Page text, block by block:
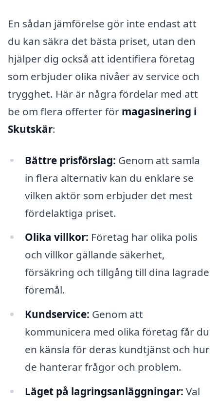
En sådan jämförelse gör inte endast att
du kan säkra det bästa priset, utan den
hjälper dig också att identifiera företag
som erbjuder olika nivåer av service och
trygghet. Här är några fördelar med att
be om flera offerter för magasinering i
Skutskär:
Bättre prisförslag: Genom att samla
in flera alternativ kan du enklare se
vilken aktör som erbjuder det mest
fördelaktiga priset.
Olika villkor: Företag har olika polis
och villkor gällande säkerhet,
försäkring och tillgång till dina lagrade
föremål.
Kundservice: Genom att
kommunicera med olika företag får du
en känsla för deras kundtjänst och hur
de hanterar frågor och problem.
Läget på lagringsanläggningar: Val